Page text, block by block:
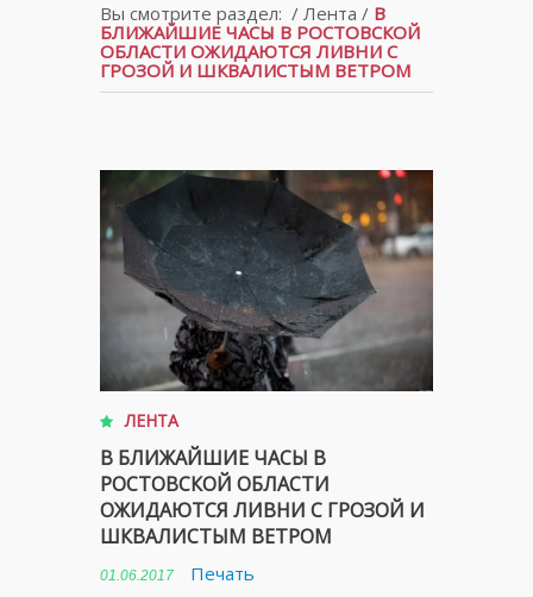
Вы смотрите раздел: / Лента / В
БЛИЖАЙШИЕ ЧАСЫ В РОСТОВСКОЙ
ОБЛАСТИ ОЖИДАЮТСЯ ЛИВНИ С
ГРОЗОЙ И ШКВАЛИСТЫМ ВЕТРОМ
ЛЕНТА
В БЛИЖАЙШИЕ ЧАСЫ В
РОСТОВСКОЙ ОБЛАСТИ
ОЖИДАЮТСЯ ЛИВНИ С ГРОЗОЙ И
ШКВАЛИСТЫМ ВЕТРОМ
01.06.2017
Печать